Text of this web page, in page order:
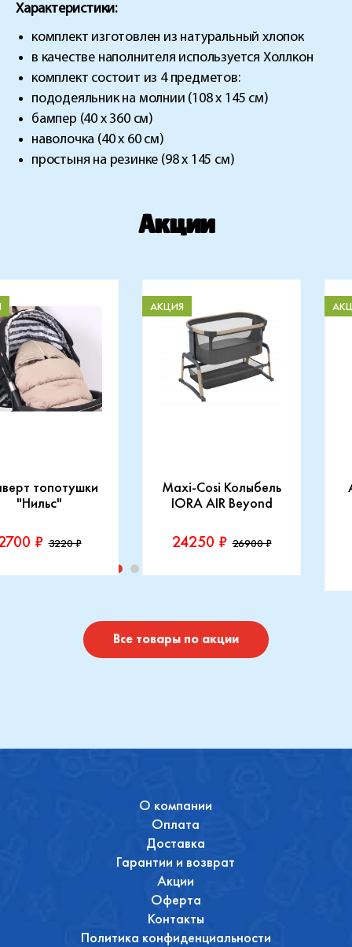
Характеристики:
комплект изготовлен из натуральный хлопок
в качестве наполнителя используется Холлкон
комплект состоит из 4 предметов:
пододеяльник на молнии (108 х 145 см)
бампер (40 х 360 см)
наволочка (40 х 60 см)
простыня на резинке (98 х 145 см)
Акции
топотушки
"Нильс"
₽ 3220 ₽
Maxi-Cosi Колыбель
IORA AIR Beyond
АКЦИЯ
24250 ₽ 26900 ₽
Производитель::
Купить
Все товары по акции
О компании
Оплата
Доставка
Гарантии и возврат
Акции
Оферта
Контакты
Политика конфиденциальности